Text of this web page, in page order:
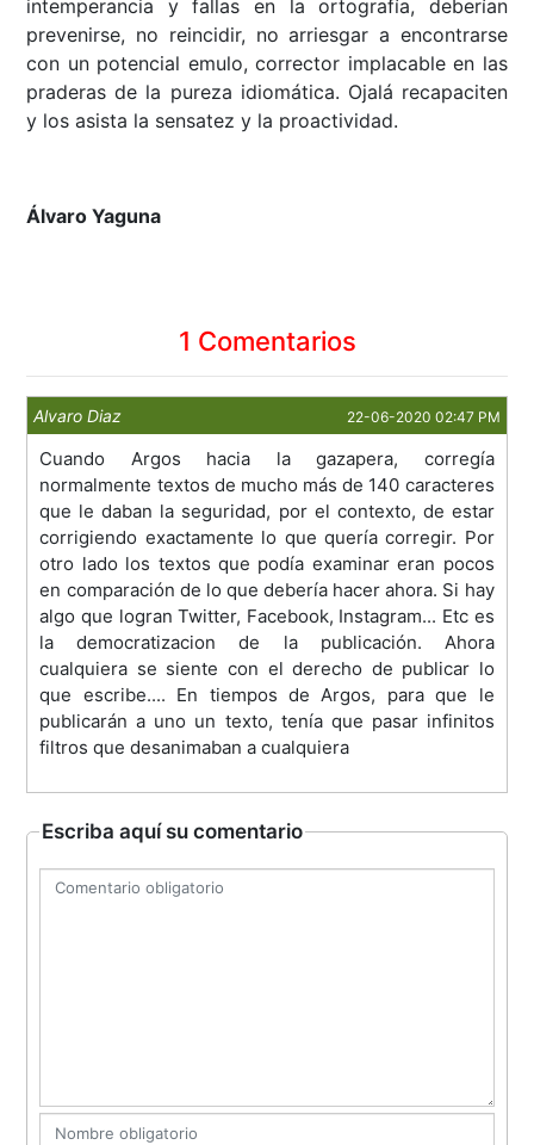
intemperancia y fallas en la ortografía, deberían
prevenirse, no reincidir, no arriesgar a encontrarse
con un potencial emulo, corrector implacable en las
praderas de la pureza idiomática. Ojalá recapaciten
y los asista la sensatez y la proactividad.
Álvaro Yaguna
1 Comentarios
Alvaro Diaz 22-06-2020 02:47 PM
Cuando Argos hacia la gazapera, corregía
normalmente textos de mucho más de 140 caracteres
que le daban la seguridad, por el contexto, de estar
corrigiendo exactamente lo que quería corregir. Por
otro lado los textos que podía examinar eran pocos
en comparación de lo que debería hacer ahora. Si hay
algo que logran Twitter, Facebook, Instagram... Etc es
la democratizacion de la publicación. Ahora
cualquiera se siente con el derecho de publicar lo
que escribe.... En tiempos de Argos, para que le
publicarán a uno un texto, tenía que pasar infinitos
filtros que desanimaban a cualquiera
Escriba aquí su comentario